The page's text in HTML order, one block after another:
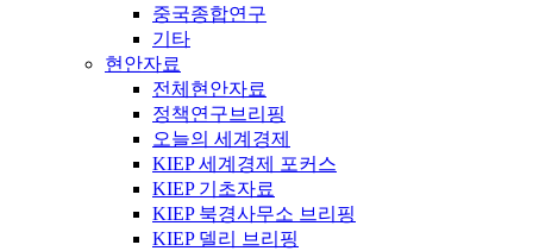
중국종합연구
기타
현안자료
전체현안자료
정책연구브리핑
오늘의 세계경제
KIEP 세계경제 포커스
KIEP 기초자료
KIEP 북경사무소 브리핑
KIEP 델리 브리핑